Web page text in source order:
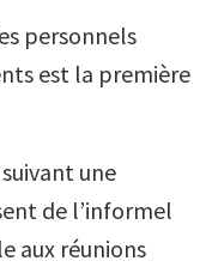
personnels
est la première
une
de l’informel
aux réunions